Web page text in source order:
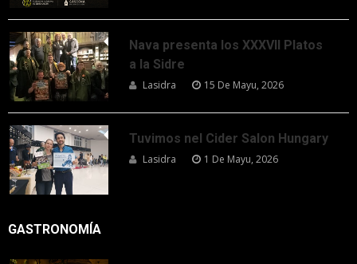
Nava presenta los XXXVII Platos
a la Sidre
Lasidra 15 De Mayu, 2026
Tuvimos nel Cider Salon Hungary
Lasidra 1 De Mayu, 2026
GASTRONOMÍA